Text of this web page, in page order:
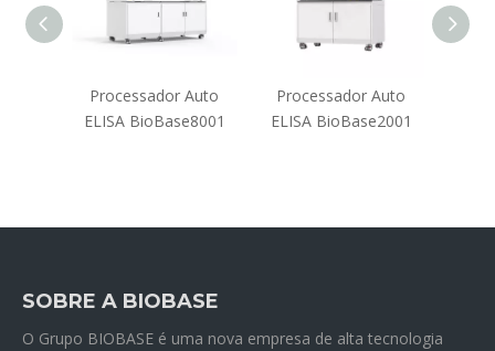
Processador Auto
ELISA BioBase8001
Processador Auto
ELISA BioBase2001
SOBRE A BIOBASE
O Grupo BIOBASE é uma nova empresa de alta tecnologia